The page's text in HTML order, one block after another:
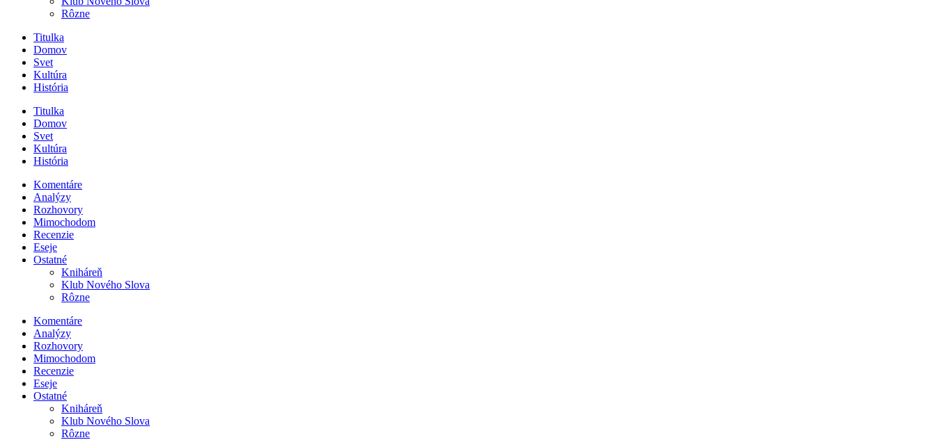
Rôzne
Titulka
Domov
Svet
Kultúra
História
Titulka
Domov
Svet
Kultúra
História
Komentáre
Analýzy
Rozhovory
Mimochodom
Recenzie
Eseje
Ostatné
Kniháreň
Klub Nového Slova
Rôzne
Komentáre
Analýzy
Rozhovory
Mimochodom
Recenzie
Eseje
Ostatné
Kniháreň
Klub Nového Slova
Rôzne